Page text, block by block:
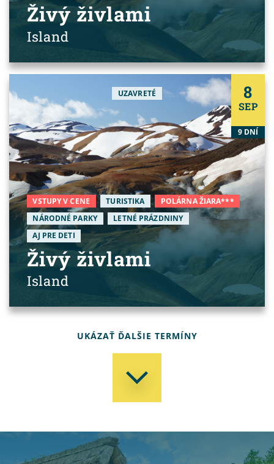
Živý živlami
Island
UZAVRETÉ 8
SEP
9 DNÍ
VSTUPY V CENE TURISTIKA
POLÁRNA ŽIARA***
NÁRODNÉ PARKY
LETNÉ PRÁZDNINY
AJ PRE DETI
Živý živlami
Island
UKÁZAŤ ĎALŠIE TERMÍNY